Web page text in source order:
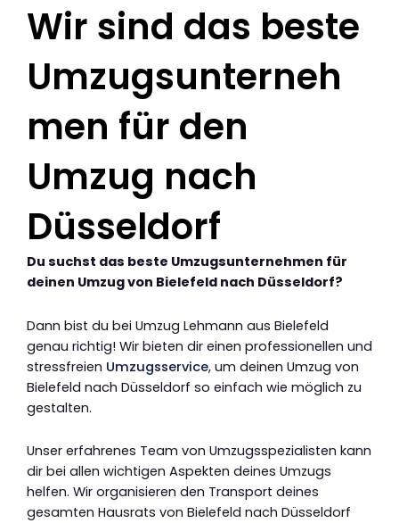
Wir sind das beste
Umzugsunterneh
men für den
Umzug nach
Düsseldorf
Du suchst das beste Umzugsunternehmen für
deinen Umzug von Bielefeld nach Düsseldorf?
Dann bist du bei Umzug Lehmann aus Bielefeld
genau richtig! Wir bieten dir einen professionellen und
stressfreien Umzugsservice, um deinen Umzug von
Bielefeld nach Düsseldorf so einfach wie möglich zu
gestalten.
Unser erfahrenes Team von Umzugsspezialisten kann
dir bei allen wichtigen Aspekten deines Umzugs
helfen. Wir organisieren den Transport deines
gesamten Hausrats von Bielefeld nach Düsseldorf